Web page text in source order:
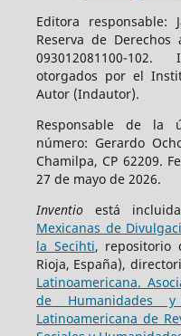
Editora responsable:
Reserva de Derechos
093012081100-
otorgados por el
Autor (Indautor).
Responsable de la
número: Gerardo
Chamilpa, CP 62209.
27 de mayo de 2026.
Inventioestá
Mexicanas de
la Secihti, repositorio
Rioja, España),
Latinoamericana.
de Humanidades y
Latinoamericana de